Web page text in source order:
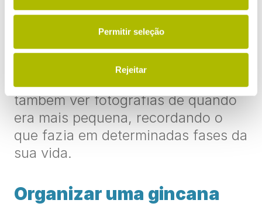
Permitir seleção
Rejeitar
quando são os avós que estão a
tomar conta da criança. Tem a
oportunidade de aprender, fazer
perguntas, interagir, saber como
era a vida antigamente. Poderá
também ver fotografias de quando
era mais pequena, recordando o
que fazia em determinadas fases da
sua vida.
Organizar uma gincana